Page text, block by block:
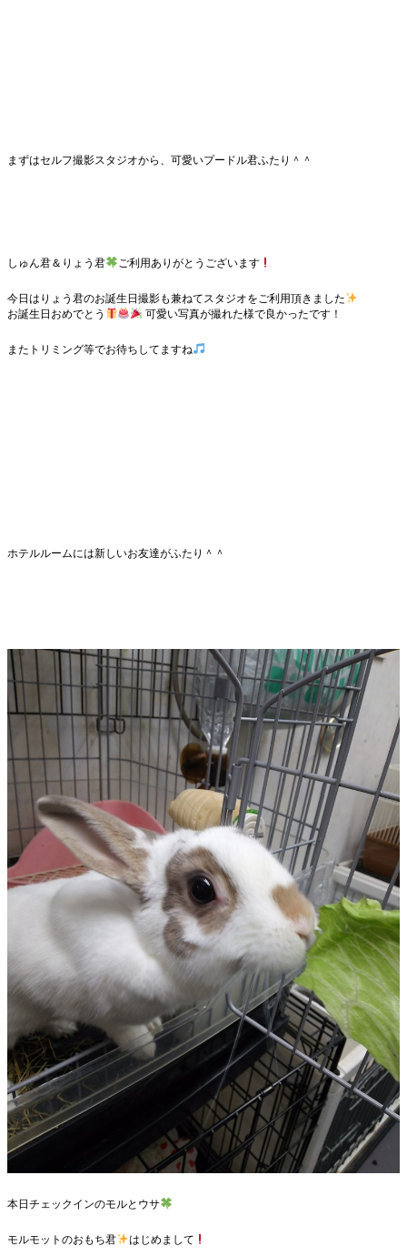
まずはセルフ撮影スタジオから、可愛いプードル君ふたり＾＾
しゅん君＆りょう君 ご利用ありがとうございます
今日はりょう君のお誕生日撮影も兼ねてスタジオをご利用頂きました
お誕生日おめでとう
可愛い写真が撮れた様で良かったです！
またトリミング等でお待ちしてますね
ホテルルームには新しいお友達がふたり＾＾
本日チェックインのモルとウサ
モルモットのおもち君 はじめまして